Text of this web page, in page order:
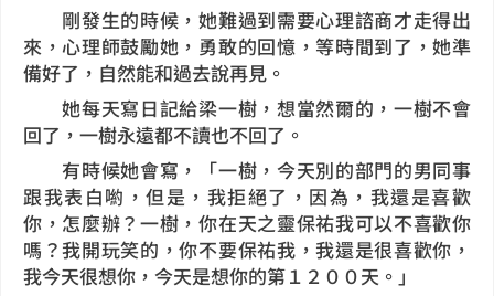
剛發生的時候，她難過到需要心理諮商才走得出
來，心理師鼓勵她，勇敢的回憶，等時間到了，她準
備好了，自然能和過去說再見。
她每天寫日記給梁一樹，想當然爾的，一樹不會
回了，一樹永遠都不讀也不回了。
有時候她會寫，「一樹，今天別的部門的男同事
跟我表白喲，但是，我拒絕了，因為，我還是喜歡
你，怎麼辦？一樹，你在天之靈保祐我可以不喜歡你
嗎？我開玩笑的，你不要保祐我，我還是很喜歡你，
我今天很想你，今天是想你的第１２００天。」